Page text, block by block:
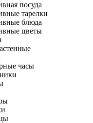
посуда
тарелки
блюда
цветы
часы